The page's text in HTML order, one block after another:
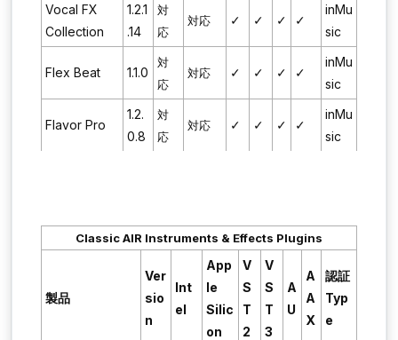
Vocal FX
Collection
1.2.1
.14
対
応
対応 ✓ ✓ ✓ ✓
inMu
sic
Flex Beat 1.1.0
対
応
対応 ✓ ✓ ✓ ✓
inMu
sic
Flavor Pro
1.2.
0.8
対
応
対応 ✓ ✓ ✓ ✓
inMu
sic
Classic AIR Instruments & Effects Plugins
製品
Ver
sio
n
Int
el
App
le
Silic
on
V
S
T
2
V
S
T
3
A
U
A
A
X
認証
Typ
e